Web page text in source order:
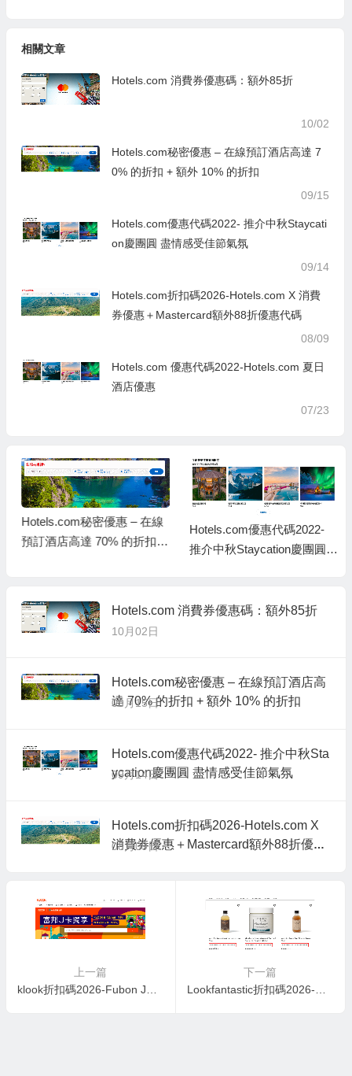
相關文章
Hotels.com 消費券優惠碼：額外85折
10/02
Hotels.com秘密優惠 – 在線預訂酒店高達 7
0% 的折扣 + 額外 10% 的折扣
09/15
Hotels.com優惠代碼2022- 推介中秋Staycati
on慶團圓 盡情感受佳節氣氛
09/14
Hotels.com折扣碼2026-Hotels.com X 消費
券優惠＋Mastercard額外88折優惠代碼
08/09
Hotels.com 優惠代碼2022-Hotels.com 夏日
酒店優惠
07/23
Hotels.com秘密優惠 – 在線
預訂酒店高達 70% 的折扣 +
Hotels.com優惠代碼2022-
推介中秋Staycation慶團圓
Hotels.com 消費券優惠碼：額外85折
10月02日
Hotels.com秘密優惠 – 在線預訂酒店高
達 70% 的折扣 + 額外 10% 的折扣
09月15日
Hotels.com優惠代碼2022- 推介中秋Sta
ycation慶團圓 盡情感受佳節氣氛
09月14日
Hotels.com折扣碼2026-Hotels.com X
消費券優惠＋Mastercard額外88折優惠
08月09日
上一篇
下一篇